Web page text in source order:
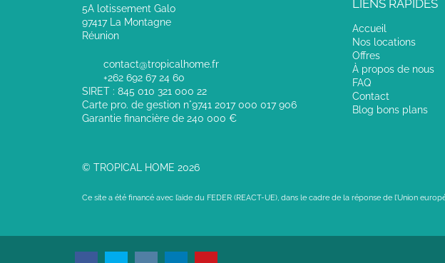
5A lotissement Galo
97417 La Montagne
Réunion
contact@tropicalhome.fr
+262 692 67 24 60
SIRET : 845 010 321 000 22
Carte pro. de gestion n°9741 2017 000 017 906
Garantie financière de 240 000 €
© TROPICAL HOME 2026
LIENS RAPIDES
Accueil
Nos locations
Offres
À propos de nous
FAQ
Contact
Blog bons plans
Ce site a été financé avec l’aide du FEDER (REACT-UE), dans le cadre de la réponse de l’Union